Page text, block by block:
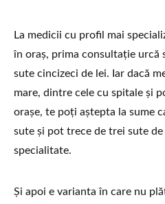
La medicii cu profil mai
în oraș, prima consultație urcă
sute cincizeci de lei. Iar dacă
mare, dintre cele cu spitale și
orașe, te poți aștepta la sume
sute și pot trece de trei sute
specialitate.
Și apoi e varianta în care nu